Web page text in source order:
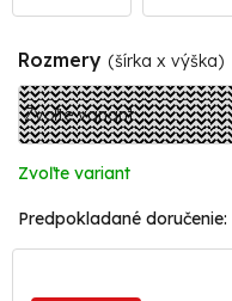
Rozmery (šírka x výška)
Zvoľte variant